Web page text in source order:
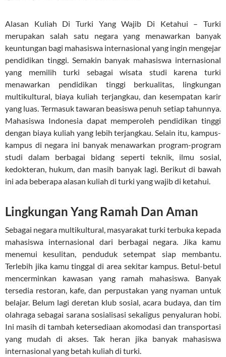
Alasan Kuliah Di Turki Yang Wajib Di Ketahui – Turki
merupakan salah satu negara yang menawarkan banyak
keuntungan bagi mahasiswa internasional yang ingin mengejar
pendidikan tinggi. Semakin banyak mahasiswa internasional
yang memilih turki sebagai wisata studi karena turki
menawarkan pendidikan tinggi berkualitas, lingkungan
multikultural, biaya kuliah terjangkau, dan kesempatan karir
yang luas. Termasuk tawaran beasiswa penuh setiap tahunnya.
Mahasiswa Indonesia dapat memperoleh pendidikan tinggi
dengan biaya kuliah yang lebih terjangkau. Selain itu, kampus-
kampus di negara ini banyak menawarkan program-program
studi dalam berbagai bidang seperti teknik, ilmu sosial,
kedokteran, hukum, dan masih banyak lagi. Berikut di bawah
ini ada beberapa alasan kuliah di turki yang wajib di ketahui.
Lingkungan Yang Ramah Dan Aman
Sebagai negara multikultural, masyarakat turki terbuka kepada
mahasiswa internasional dari berbagai negara. Jika kamu
menemui kesulitan, penduduk setempat siap membantu.
Terlebih jika kamu tinggal di area sekitar kampus. Betul-betul
mencerminkan kawasan yang ramah mahasiswa. Banyak
tersedia restoran, kafe, dan perpustakan yang nyaman untuk
belajar. Belum lagi deretan klub sosial, acara budaya, dan tim
olahraga sebagai sarana sosialisasi sekaligus penyaluran hobi.
Ini masih di tambah ketersediaan akomodasi dan transportasi
yang mudah di akses. Tak heran jika banyak mahasiswa
internasional yang betah kuliah di turki.